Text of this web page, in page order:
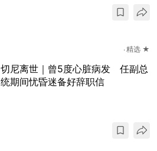
精选 ★
切尼离世｜曾5度心脏病发 任副总
统期间忧昏迷备好辞职信